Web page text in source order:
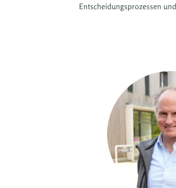
Entscheidungsprozessen